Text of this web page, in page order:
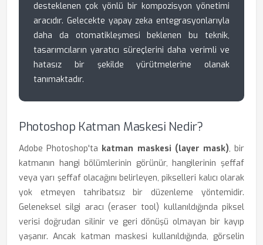
desteklenen çok yönlü bir kompozisyon yönetimi
aracıdır. Gelecekte yapay zeka entegrasyonlarıyla
daha da otomatikleşmesi beklenen bu teknik,
tasarımcıların yaratıcı süreçlerini daha verimli ve
hatasız bir şekilde yürütmelerine olanak
tanımaktadır.
Photoshop Katman Maskesi Nedir?
Adobe Photoshop'ta katman maskesi (layer mask), bir
katmanın hangi bölümlerinin görünür, hangilerinin şeffaf
veya yarı şeffaf olacağını belirleyen, pikselleri kalıcı olarak
yok etmeyen tahribatsız bir düzenleme yöntemidir.
Geleneksel silgi aracı (eraser tool) kullanıldığında piksel
verisi doğrudan silinir ve geri dönüşü olmayan bir kayıp
yaşanır. Ancak katman maskesi kullanıldığında, görselin